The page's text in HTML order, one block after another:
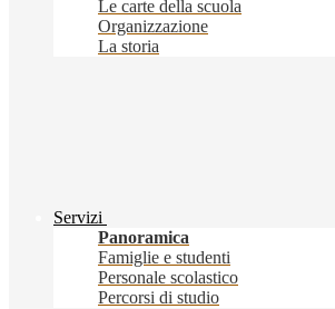
Le carte della scuola
Organizzazione
La storia
Servizi
Panoramica
Famiglie e studenti
Personale scolastico
Percorsi di studio